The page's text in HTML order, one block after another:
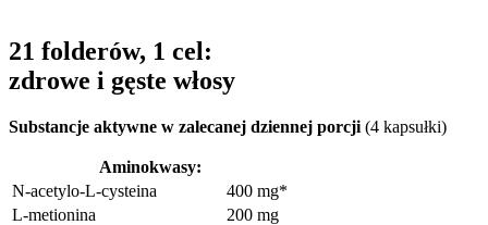
21 folderów, 1 cel:
zdrowe i gęste włosy
Substancje aktywne w zalecanej dziennej porcji (4 kapsułki)
Aminokwasy:
N-acetylo-L-cysteina
400 mg*
L-metionina
200 mg